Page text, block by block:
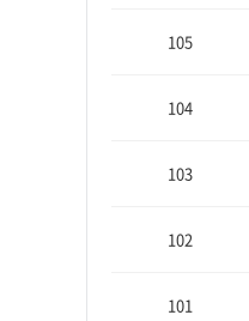
105
104
103
102
101